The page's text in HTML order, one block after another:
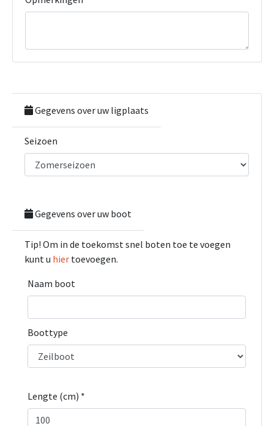
Gegevens over uw ligplaats
Seizoen
Gegevens over uw boot
Tip! Om in de toekomst snel boten toe te voegen
kunt u hier toevoegen.
Naam boot
Boottype
Lengte (cm) *